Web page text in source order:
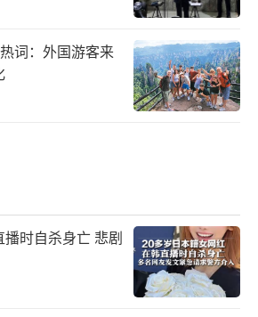
词：外国游客来
时自杀身亡 悲剧